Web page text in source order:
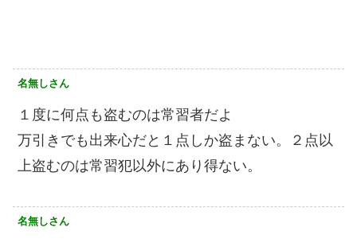
名無しさん
１度に何点も盗むのは常習者だよ
万引きでも出来心だと１点しか盗まない。２点以
上盗むのは常習犯以外にあり得ない。
名無しさん